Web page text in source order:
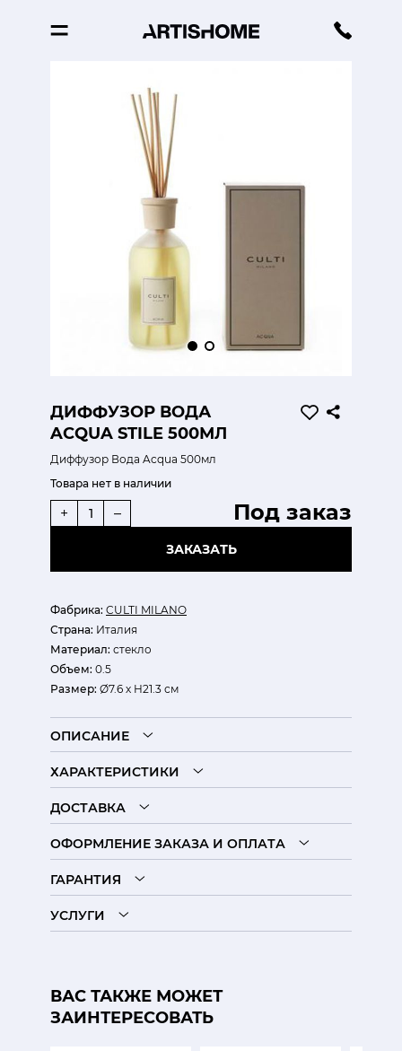
ДИФФУЗОР ВОДА
ACQUA STILE 500МЛ
Диффузор Вода Acqua 500мл
Фабрика: CULTI MILANO
Страна: Италия
Материал: стекло
Объем: 0.5
Размер: Ø7.6 х H21.3 см
Товара нет в наличии
Под заказ
+ –
ЗАКАЗАТЬ
ОПИСАНИЕ
ХАРАКТЕРИСТИКИ
ДОСТАВКА
ОФОРМЛЕНИЕ ЗАКАЗА И ОПЛАТА
ГАРАНТИЯ
УСЛУГИ
ВАС ТАКЖЕ МОЖЕТ
ЗАИНТЕРЕСОВАТЬ